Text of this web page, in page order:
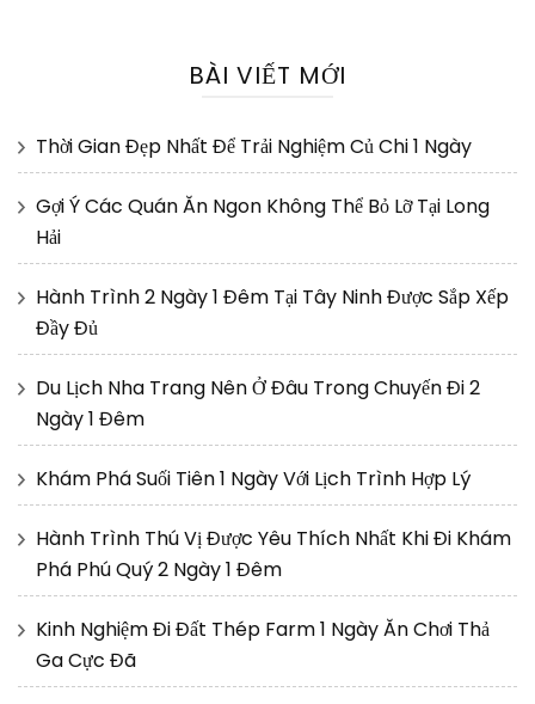
BÀI VIẾT MỚI
Thời Gian Đẹp Nhất Để Trải Nghiệm Củ Chi 1 Ngày
Gợi Ý Các Quán Ăn Ngon Không Thể Bỏ Lỡ Tại Long
Hải
Hành Trình 2 Ngày 1 Đêm Tại Tây Ninh Được Sắp Xếp
Đầy Đủ
Du Lịch Nha Trang Nên Ở Đâu Trong Chuyến Đi 2
Ngày 1 Đêm
Khám Phá Suối Tiên 1 Ngày Với Lịch Trình Hợp Lý
Hành Trình Thú Vị Được Yêu Thích Nhất Khi Đi Khám
Phá Phú Quý 2 Ngày 1 Đêm
Kinh Nghiệm Đi Đất Thép Farm 1 Ngày Ăn Chơi Thả
Ga Cực Đã